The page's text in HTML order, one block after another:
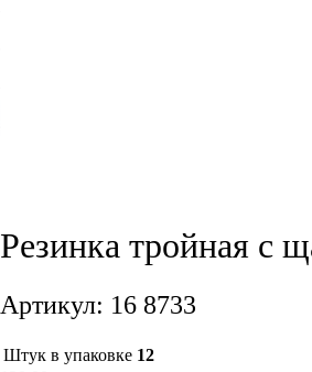
Резинка тройная с
Артикул: 16 8733
Штук в упаковке 12